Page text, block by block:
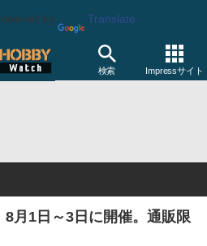
by Translate
検索 Impressサイト
8月1日～3日に開催。通販限